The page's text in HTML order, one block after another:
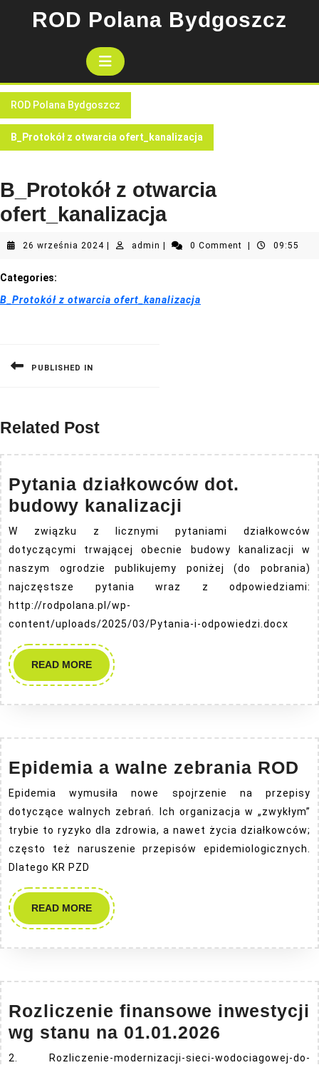
ROD Polana Bydgoszcz
Open
Button
ROD Polana Bydgoszcz
B_Protokół z otwarcia ofert_kanalizacja
B_Protokół z otwarcia
ofert_kanalizacja
26 września 202426
admin admin 0 Comment 09:55
Categories:
B_Protokół z otwarcia ofert_kanalizacja
PUBLISHED IN
Related Post
Pytania działkowców dot.
budowy kanalizacji
działkowców
dot.
budowy
kanalizacji
W związku z licznymi pytaniami działkowców
dotyczącymi trwającej obecnie budowy kanalizacji w
naszym ogrodzie publikujemy poniżej (do pobrania)
najczęstsze pytania wraz z odpowiedziami:
http://rodpolana.pl/wp-
content/uploads/2025/03/Pytania-i-odpowiedzi.docx
READ MOREREAD
MORE
Epidemia a walne zebrania ROD
a
Epidemia wymusiła nowe spojrzenie na przepisy
dotyczące walnych zebrań. Ich organizacja w „zwykłym”
trybie to ryzyko dla zdrowia, a nawet życia działkowców;
często też naruszenie przepisów epidemiologicznych.
Dlatego KR PZD
READ MOREREAD
MORE
Rozliczenie finansowe inwestycji
wg stanu na 01.01.2026
finansowe
2. Rozliczenie-modernizacji-sieci-wodociagowej-do-